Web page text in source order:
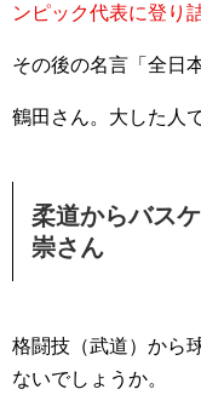
ンピック代表に登り
その後の名言「全日
鶴田さん。大した人
柔道からバス
崇さん
格闘技（武道）から
ないでしょうか。